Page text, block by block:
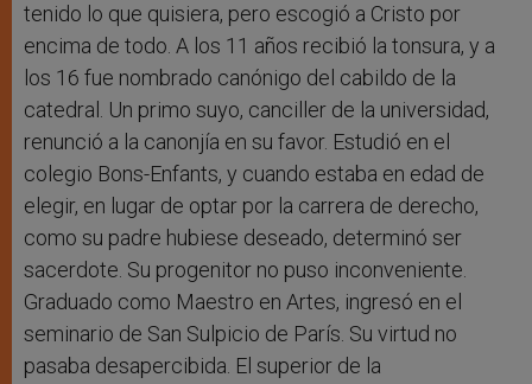
tenido lo que quisiera, pero escogió a Cristo por
encima de todo. A los 11 años recibió la tonsura, y a
los 16 fue nombrado canónigo del cabildo de la
catedral. Un primo suyo, canciller de la universidad,
renunció a la canonjía en su favor. Estudió en el
colegio Bons-Enfants, y cuando estaba en edad de
elegir, en lugar de optar por la carrera de derecho,
como su padre hubiese deseado, determinó ser
sacerdote. Su progenitor no puso inconveniente.
Graduado como Maestro en Artes, ingresó en el
seminario de San Sulpicio de París. Su virtud no
pasaba desapercibida. El superior de la